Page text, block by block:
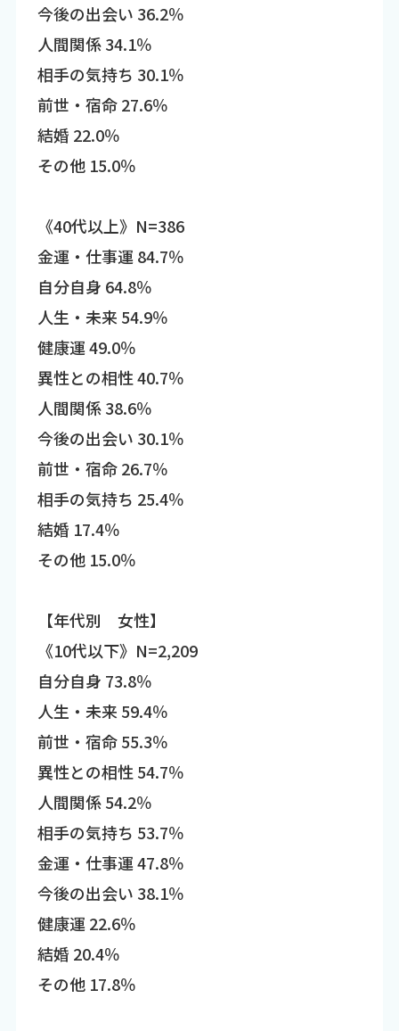
今後の出会い 36.2％
人間関係 34.1％
相手の気持ち 30.1％
前世・宿命 27.6％
結婚 22.0％
その他 15.0％
《40代以上》N=386
金運・仕事運 84.7％
自分自身 64.8％
人生・未来 54.9％
健康運 49.0％
異性との相性 40.7％
人間関係 38.6％
今後の出会い 30.1％
前世・宿命 26.7％
相手の気持ち 25.4％
結婚 17.4％
その他 15.0％
【年代別 女性】
《10代以下》N=2,209
自分自身 73.8％
人生・未来 59.4％
前世・宿命 55.3％
異性との相性 54.7％
人間関係 54.2％
相手の気持ち 53.7％
金運・仕事運 47.8％
今後の出会い 38.1％
健康運 22.6％
結婚 20.4％
その他 17.8％